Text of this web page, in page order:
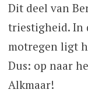
Dit deel van
triestigheid. In
motregen ligt
Dus: op naar
Alkmaar!